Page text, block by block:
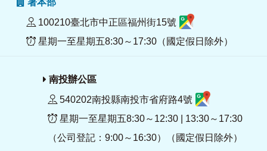
100210臺北市中正區福州街15號
星期一至星期五8:30～17:30（國定假日除外）
南投辦公區
540202南投縣南投市省府路4號
星期一至星期五8:30～12:30 | 13:30～17:30
（公司登記：9:00～16:30）（國定假日除外）